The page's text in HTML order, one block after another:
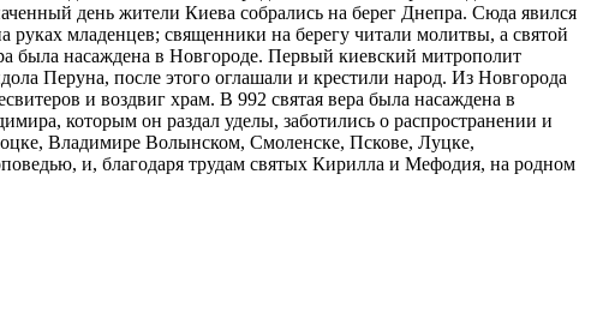
день жители Киева собрались на берег Днепра. Сюда явился
младенцев; священники на берегу читали молитвы, а святой
была насаждена в Новгороде. Первый киевский митрополит
Перуна, после этого оглашали и крестили народ. Из Новгорода
и воздвиг храм. В 992 святая вера была насаждена в
которым он раздал уделы, заботились о распространении и
Владимире Волынском, Смоленске, Пскове, Луцке,
и, благодаря трудам святых Кирилла и Мефодия, на родном